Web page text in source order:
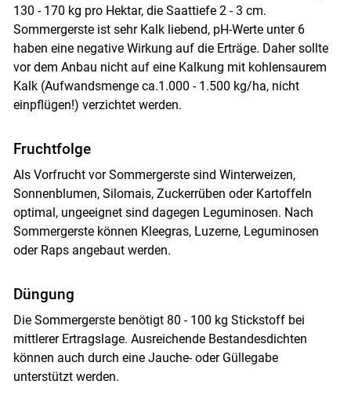
130 - 170 kg pro Hektar, die Saattiefe 2 - 3 cm.
Sommergerste ist sehr Kalk liebend, pH-Werte unter 6
haben eine negative Wirkung auf die Erträge. Daher sollte
vor dem Anbau nicht auf eine Kalkung mit kohlensaurem
Kalk (Aufwandsmenge ca.1.000 - 1.500 kg/ha, nicht
einpflügen!) verzichtet werden.
Fruchtfolge
Als Vorfrucht vor Sommergerste sind Winterweizen,
Sonnenblumen, Silomais, Zuckerrüben oder Kartoffeln
optimal, ungeeignet sind dagegen Leguminosen. Nach
Sommergerste können Kleegras, Luzerne, Leguminosen
oder Raps angebaut werden.
Düngung
Die Sommergerste benötigt 80 - 100 kg Stickstoff bei
mittlerer Ertragslage. Ausreichende Bestandesdichten
können auch durch eine Jauche- oder Güllegabe
unterstützt werden.